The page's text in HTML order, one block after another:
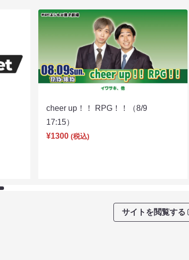
cheer up！！ RPG！！（8/9
17:15）
¥1300 (税込)
サイトを閲覧する